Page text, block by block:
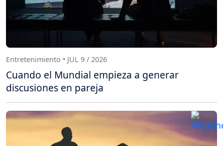
Entretenimiento • JUL 9 / 2026
Cuando el Mundial empieza a generar
discusiones en pareja